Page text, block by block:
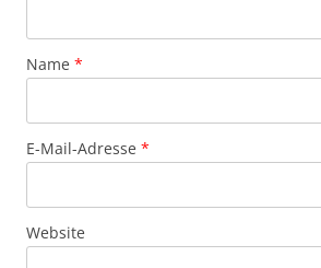
Name *
E-Mail-Adresse *
Website